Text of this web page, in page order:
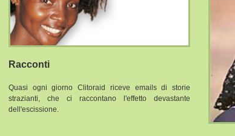
Racconti
Quasi ogni giorno Clitoraid riceve emails di storie
strazianti, che ci raccontano l'effetto devastante
dell'escissione.